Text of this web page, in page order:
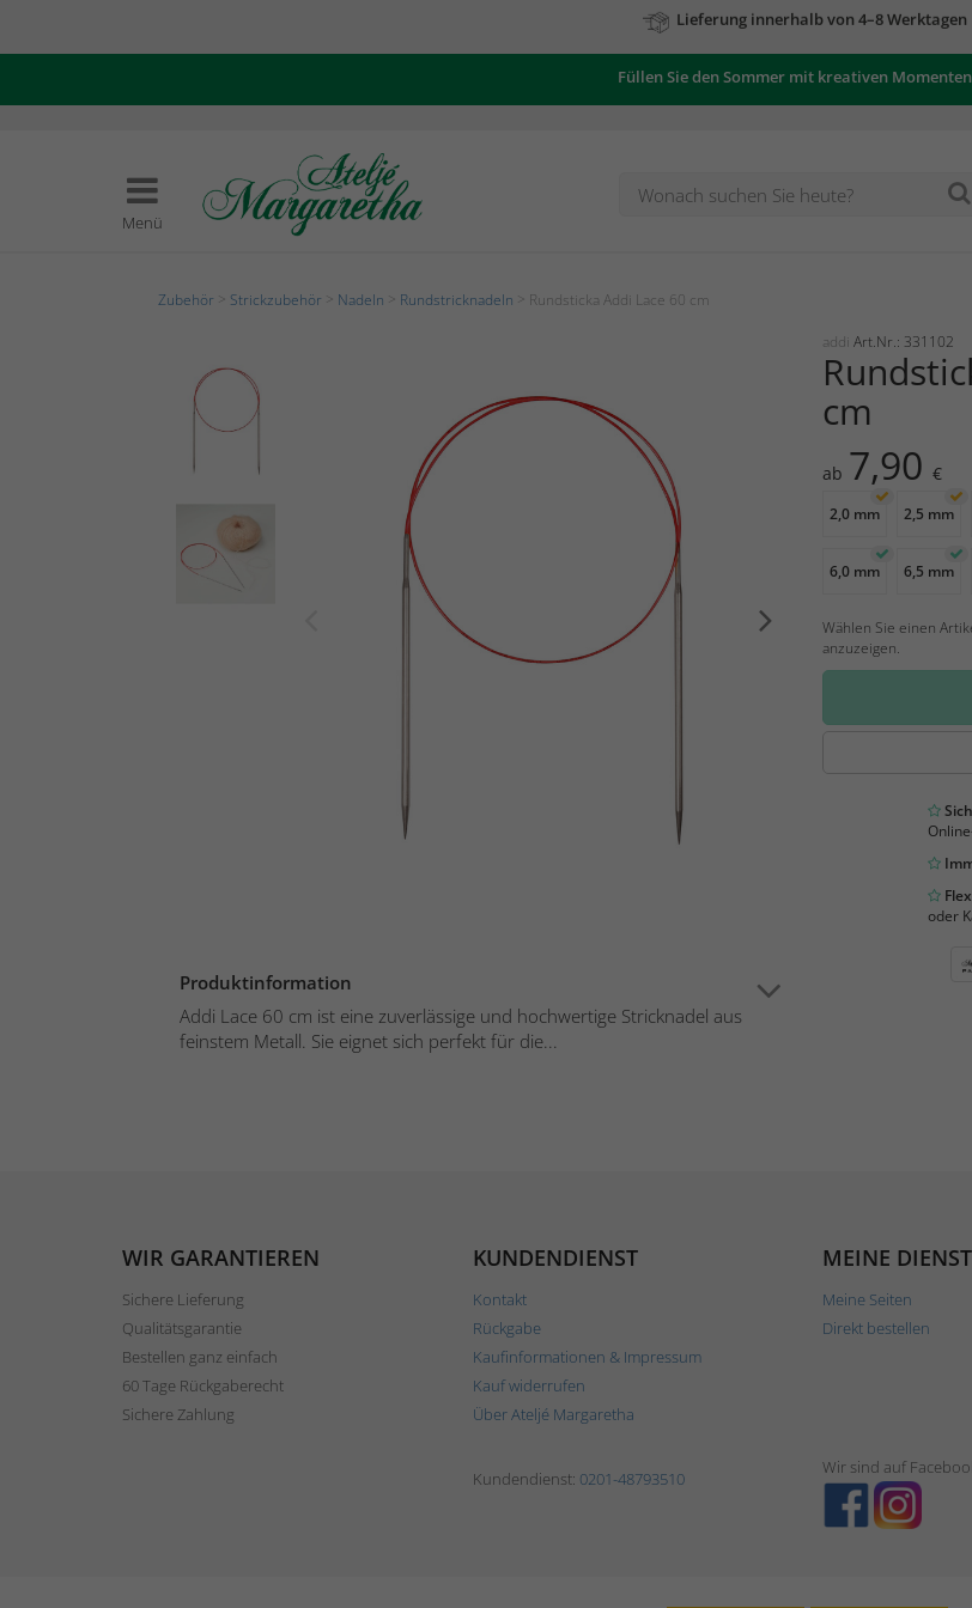
Füllen Sie den Sommer mit kreativen
Menü
Zubehör Strickzubehör Nadeln Rundstricknadeln > Rundsticka Addi Lace 60 cm
Produktinformation
Addi Lace 60 cm ist eine zuverlässige und hochwertige Stricknadel aus
feinstem Metall. Sie eignet sich perfekt für die...
addi Art.Nr.: 331102
cm
ab 7,90 €
2,0 mm 2,5 mm
6,0 mm 6,5 mm
Wählen Sie einen
anzuzeigen.
oder
WIR GARANTIEREN
Sichere Lieferung
Qualitätsgarantie
Bestellen ganz einfach
60 Tage Rückgaberecht
Sichere Zahlung
KUNDENDIENST
Kontakt
Rückgabe
Kaufinformationen & Impressum
Kauf widerrufen
Über Ateljé Margaretha
MEINE
Meine Seiten
Direkt bestellen
Kundendienst: 0201-48793510
Wir sind auf